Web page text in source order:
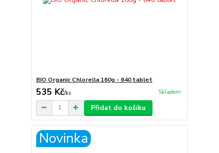
BIO Organic Chlorella 160g - 640 tablet
535 Kč/ks Skladem
Přidat do košíku
Novinka